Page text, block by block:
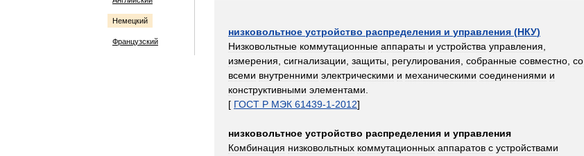
Немецкий
Французский
низковольтное устройство распределения и управления (НКУ)
Низковольтные коммутационные аппараты и устройства управления
измерения сигнализации защиты регулирования собранные совместно со
всеми внутренними электрическими и механическими соединениями и
конструктивными элементами
[ ГОСТ Р МЭК 61439-1-2012]
низковольтное устройство распределения и управления
Комбинация низковольтных коммутационных аппаратов с устройствами